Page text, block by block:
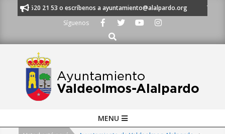
al 91 620 21 53 o escríbenos a ayuntamiento@alalpardo.org
TE
Síguenos
Buscar
Navigation
MENU